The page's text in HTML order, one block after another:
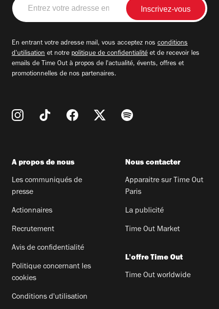
votre
adresse
En entrant votre adresse mail, vous acceptez nos conditions
d'utilisation et notre politique de confidentialité et de recevoir les
emails de Time Out à propos de l'actualité, évents, offres et
promotionnelles de nos partenaires.
A propos de nous
Les communiqués de
presse
Actionnaires
Recrutement
Avis de confidentialité
Politique concernant les
cookies
Conditions d'utilisation
Nous contacter
Apparaitre sur Time Out
Paris
La publicité
Time Out Market
L'offre Time Out
Time Out worldwide